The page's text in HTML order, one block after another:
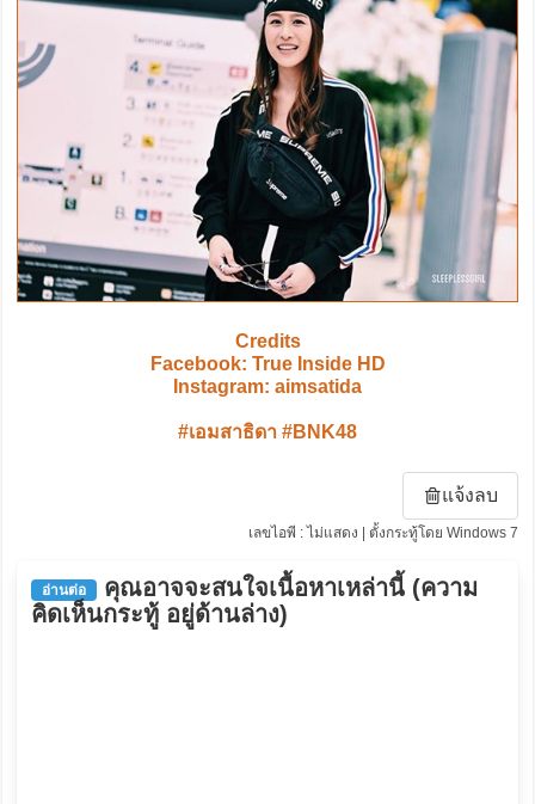
Credits
Facebook: True Inside HD
Instagram: aimsatida
#เอมสาธิดา #BNK48
แจ้งลบ
เลขไอพี : ไม่แสดง | ตั้งกระทู้โดย Windows 7
อ่านต่อ
คุณอาจจะสนใจเนื้อหาเหล่านี้ (ความ
คิดเห็นกระทู้ อยู่ด้านล่าง)